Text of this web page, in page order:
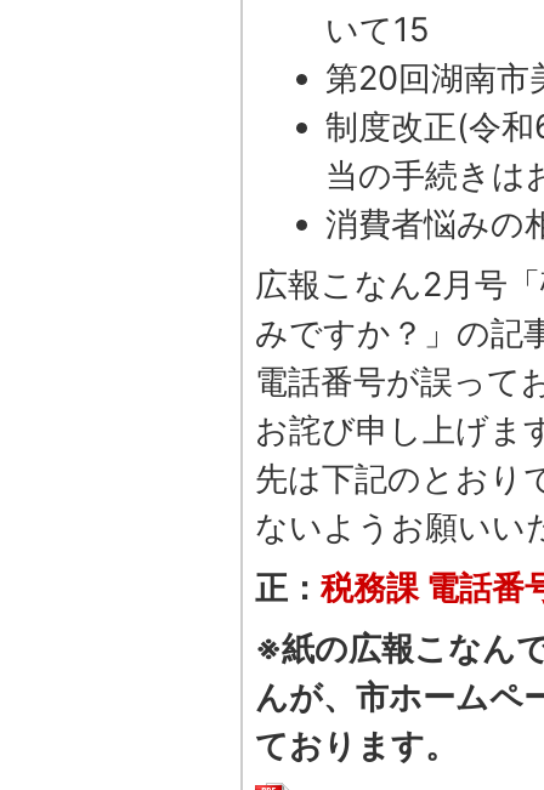
いて15
第20回湖南市
制度改正(令
当の手続きは
消費者悩みの
広報こなん2月号
みですか？」の記
電話番号が誤って
お詫び申し上げま
先は下記のとおり
ないようお願いい
正：税務課 電話番
※紙の広報こなん
んが、市ホームペ
ております。